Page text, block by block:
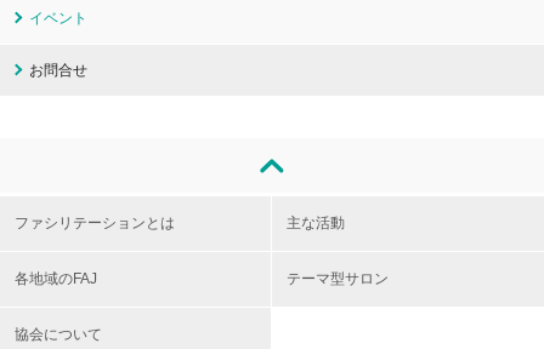
イベント
お問合せ
ファシリテーションとは 主な活動
各地域のFAJ テーマ型サロン
協会について